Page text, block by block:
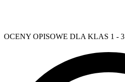
OCENY OPISOWE DLA KLAS 1 - 3